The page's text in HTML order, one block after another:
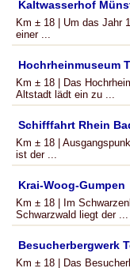
Kaltwasserhof
Km ± 18 | Um das Jahr
einer ...
Hochrheinmuseum
Km ± 18 | Das
Altstadt lädt ein zu ...
Schifffahrt Rhein
Km ± 18 |
ist der ...
Krai-Woog-Gumpen
Km ± 18 | Im
Schwarzwald liegt der ...
Besucherbergwerk
Km ± 18 | Das